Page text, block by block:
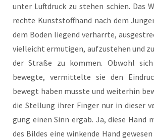
unter Luft­druck zu ste­hen schien. Das
rech­te Kunst­stoff­hand nach dem
dem Boden lie­gend ver­harr­te,
viel­leicht ermu­ti­gen, auf­zu­ste­hen und
der Stra­ße zu kom­men. Obwohl
beweg­te, ver­mit­tel­te sie den
bewegt haben muss­te und wei­ter­hin
die Stel­lung ihrer Fin­ger nur in die­ser
gung einen Sinn ergab. Ja, die­se Hand
des Bil­des eine win­ken­de Hand